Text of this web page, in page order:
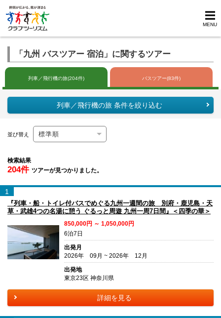
MENU
「九州 バスツアー 宿泊」に関するツアー
列車／飛行機の旅(204件) バスツアー(83件)
列車／飛行機の旅 条件を絞り込む
並び替え
検索結果
204件 ツアーが見つかりました。
1
『列車・船・トイレ付バスでめぐる九州一週間の旅 別府・鹿児島・天
草・武雄4つの名湯に憩う ぐるっと周遊 九州一周7日間』＜四季の華＞
850,000円 ～ 1,050,000円
6泊7日
出発月
2026年 09月 ~ 2026年 12月
出発地
東京23区 神奈川県
詳細を見る